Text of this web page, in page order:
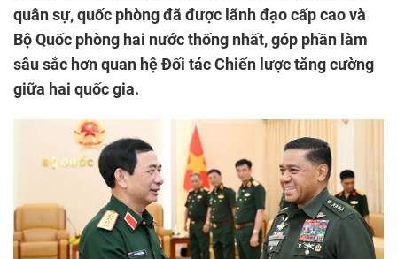
quân sự, quốc phòng đã được lãnh đạo cấp cao và
Bộ Quốc phòng hai nước thống nhất, góp phần làm
sâu sắc hơn quan hệ Đối tác Chiến lược tăng cường
giữa hai quốc gia.